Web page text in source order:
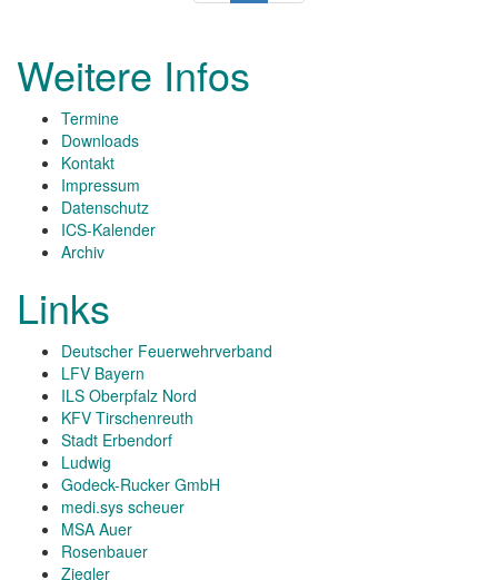
Weitere Infos
Termine
Downloads
Kontakt
Impressum
Datenschutz
ICS-Kalender
Archiv
Links
Deutscher Feuerwehrverband
LFV Bayern
ILS Oberpfalz Nord
KFV Tirschenreuth
Stadt Erbendorf
Ludwig
Godeck-Rucker GmbH
medi.sys scheuer
MSA Auer
Rosenbauer
Ziegler